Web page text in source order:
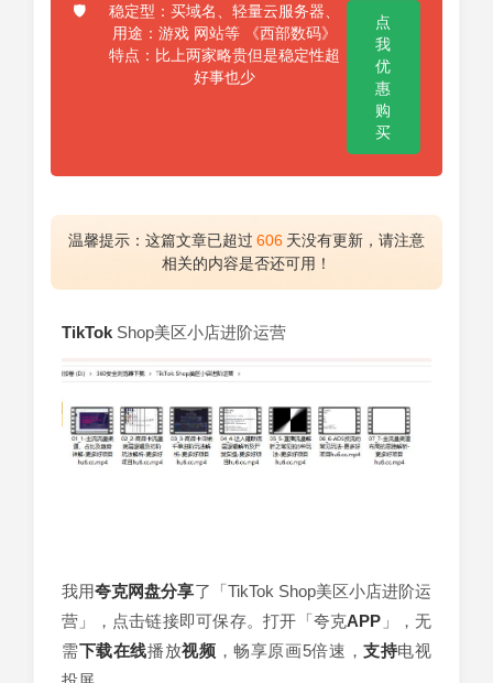
🛡️
稳定型：买域名、轻量云服务器、
用途：游戏 网站等 《西部数码》
特点：比上两家略贵但是稳定性超
好事也少
点
我
优
惠
购
买
温馨提示：这篇文章已超过 606 天没有更新，请注意
相关的内容是否还可用！
TikTok Shop美区小店进阶运营
我用夸克网盘分享了「TikTok Shop美区小店进阶运
营」，点击链接即可保存。打开「夸克APP 」，无
需下载在线播放视频 ，畅享原画5倍速，支持电视